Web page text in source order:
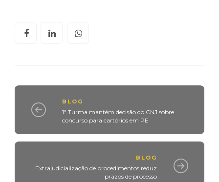
BLOG
1ª Turma mantém decisão do CNJ sobre
concurso para cartórios em PE
BLOG
Extrajudicialização de procedimentos reduz
prazos de processo